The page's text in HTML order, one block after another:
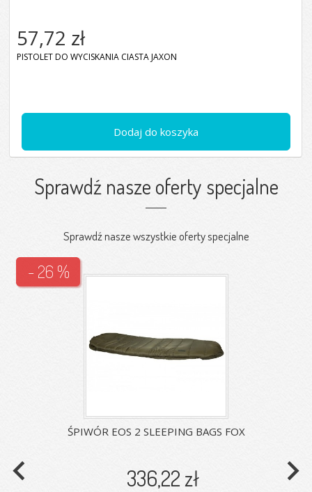
Dodaj do koszyka
57,72 zł
PISTOLET DO WYCISKANIA CIASTA JAXON
Sprawdź nasze oferty specjalne
Sprawdź nasze wszystkie oferty specjalne
ŚPIWÓR EOS 2 SLEEPING BAGS FOX
336,22 zł
- 26 %
navigate_before navigate_next